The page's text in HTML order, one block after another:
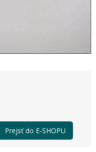
Prejsť do E-SHOPU